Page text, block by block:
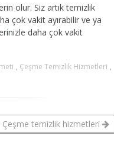
olur. Siz artık temizlik
çok vakit ayırabilir ve ya
daha çok vakit
, Çeşme Temizlik Hizmetleri ,
Çeşme temizlik hizmetleri